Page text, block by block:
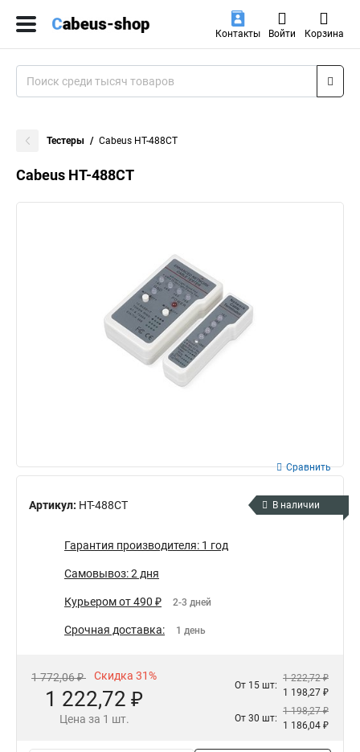
Контакты Войти Корзина
Тестеры Cabeus HT-488CT
Cabeus HT-488CT
Артикул: HT-488CT
Сравнить
В наличии
Гарантия производителя: 1 год
Самовывоз: 2 дня
Курьером от 490 ₽ 2-3 дней
Срочная доставка: 1 день
1 772,06 ₽ Скидка 31%
1 222,72 ₽
Цена за 1 шт.
От 15 шт:
1 222,72 ₽
1 198,27 ₽
От 30 шт:
1 198,27 ₽
1 186,04 ₽